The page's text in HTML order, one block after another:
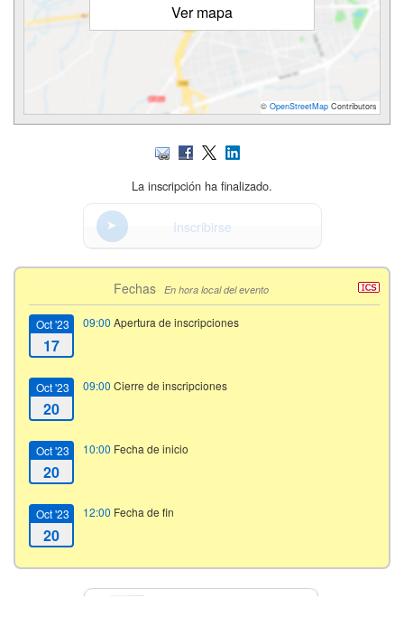
Ver mapa
© OpenStreetMap Contributors
La inscripción ha finalizado.
Inscribirse
Fechas En hora local del evento
Oct '23
17
09:00 Apertura de inscripciones
Oct '23
20
09:00 Cierre de inscripciones
Oct '23
20
10:00 Fecha de inicio
Oct '23
20
12:00 Fecha de fin